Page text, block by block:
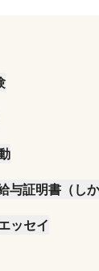
与証明書（しか
ッセイ